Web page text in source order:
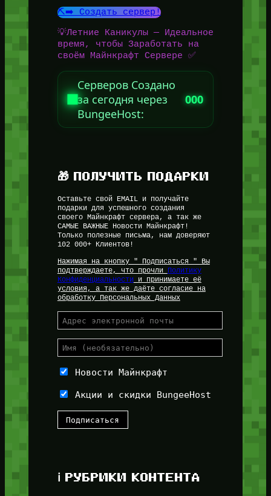
⛏️➡️ Создать сервер!
💡Летние Каникулы — Идеальное
время, чтобы Заработать на
своём Майнкрафт Сервере ✅
Серверов Создано
за сегодня через
BungeeHost:
000
🎁 ПОЛУЧИТЬ ПОДАРКИ
Оставьте свой EMAIL и получайте
подарки для успешного создания
своего Майнкрафт сервера, а так же
САМЫЕ ВАЖНЫЕ Новости Майнкрафт!
Только полезные письма, нам доверяют
102 000+ Клиентов!
Нажимая на кнопку " Подписаться " Вы
подтверждаете, что прочли
Политику
Конфиденциальностии принимаете её
условия, а так же даёте согласие на
обработку Персональных Данных
Новости Майнкрафт
Акции и скидки BungeeHost
ℹ️ РУБРИКИ КОНТЕНТА